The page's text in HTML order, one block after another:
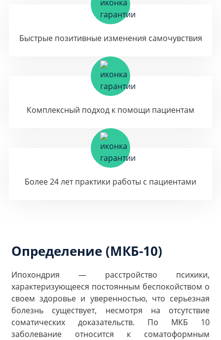
Быстрые позитивные изменения самочувствия
Комплексный подход к помощи пациентам
Более 24 лет практики работы с пациентами
Определение (МКБ-10)
Ипохондрия — расстройство психики,
характеризующееся постоянным беспокойством о
своем здоровье и уверенностью, что серьезная
болезнь существует, несмотря на отсутствие
соматических доказательств. По МКБ 10
заболевание относится к соматоформным